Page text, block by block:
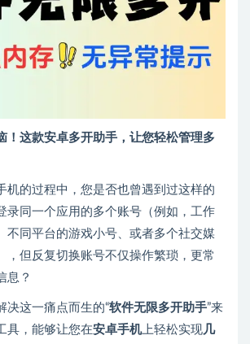
！这款安卓多开助手，让您轻松管理多
机的过程中，您是否也曾遇到过这样的
录同一个应用的多个账号（例如，工作
不同平台的游戏小号、或者多个社交媒
，但反复切换账号不仅操作繁琐，更常
息？
决这一痛点而生的“软件无限多开助手”来
具，能够让您在安卓手机上轻松实现 几